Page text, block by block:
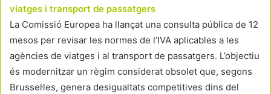
viatges i transport de passatgers
La Comissió Europea ha llançat una consulta pública de 12
mesos per revisar les normes de l’IVA aplicables a les
agències de viatges i al transport de passatgers. L’objectiu
és modernitzar un règim considerat obsolet que, segons
Brussel·les, genera desigualtats competitives dins del